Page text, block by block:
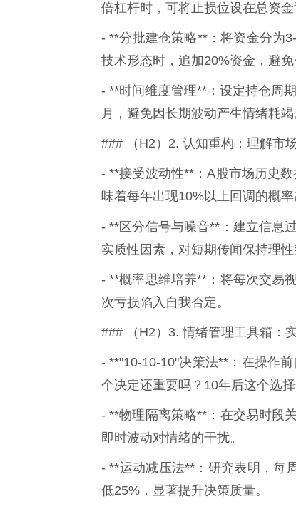
倍杠杆时，可将止损位设在总资
- **分批建仓策略**：将资金分为
技术形态时，追加20%资金，避
- **时间维度管理**：设定持仓周
月，避免因长期波动产生情绪耗竭
### （H2）2. 认知重构：理解市
- **接受波动性**：A股市场历史
味着每年出现10%以上回调的概率
- **区分信号与噪音**：建立信息
实质性因素，对短期传闻保持理性
- **概率思维培养**：将每次交易
次亏损陷入自我否定。
### （H2）3. 情绪管理工具箱：
- **"10-10-10"决策法**：在操作
个决定还重要吗？10年后这个选
- **物理隔离策略**：在交易时段
即时波动对情绪的干扰。
- **运动减压法**：研究表明，每
低25%，显著提升决策质量。